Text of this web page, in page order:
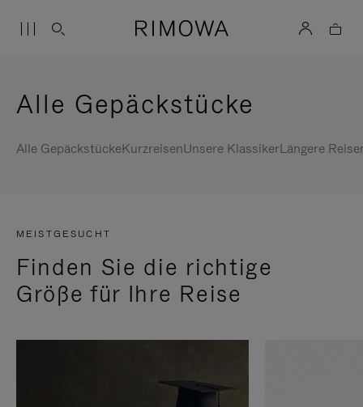
Alle Gepäckstücke
Alle GepäckstückeKurzreisenUnsere KlassikerLängere
MEISTGESUCHT
Finden Sie die richtige
Größe für Ihre Reise